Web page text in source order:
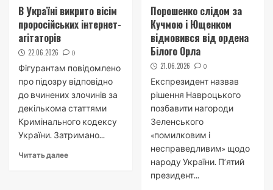
В Україні викрито вісім
проросійських інтернет-
агітаторів
22.06.2026 0
Фігурантам повідомлено
про підозру відповідно
до вчинених злочинів за
декількома статтями
Кримінального кодексу
України. Затримано...
Читать далее
Порошенко слідом за
Кучмою і Ющенком
відмовився від ордена
Білого Орла
21.06.2026 0
Експрезидент назвав
рішення Навроцького
позбавити нагороди
Зеленського
«помилковим і
несправедливим» щодо
народу України. П’ятий
президент...